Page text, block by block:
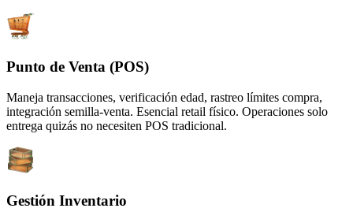
Punto de Venta (POS)
Maneja transacciones, verificación edad, rastreo límites compra,
integración semilla-venta. Esencial retail físico. Operaciones solo
entrega quizás no necesiten POS tradicional.
Gestión Inventario